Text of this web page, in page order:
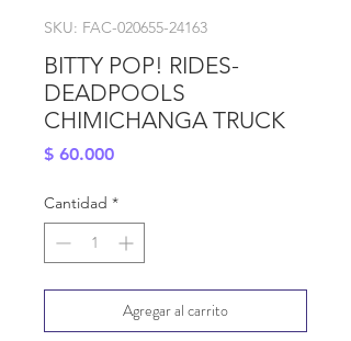
SKU: FAC-020655-24163
BITTY POP! RIDES-
DEADPOOLS
CHIMICHANGA TRUCK
$ 60.000Precio
Cantidad *
Agregar al carrito